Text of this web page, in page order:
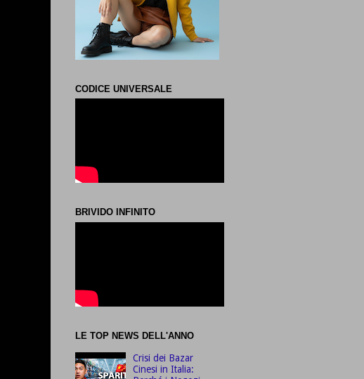
CODICE UNIVERSALE
BRIVIDO INFINITO
LE TOP NEWS DELL'ANNO
Crisi dei Bazar
Cinesi in Italia: